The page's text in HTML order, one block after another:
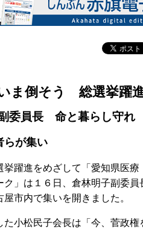
ま倒そう 総選挙躍進
委員長 命と暮らし守れ
らが集い
躍進をめざして「愛知県医療
ク」は１６日、倉林明子副委員
市内で集いを開きました。
小松民子会長は「今、菅政権